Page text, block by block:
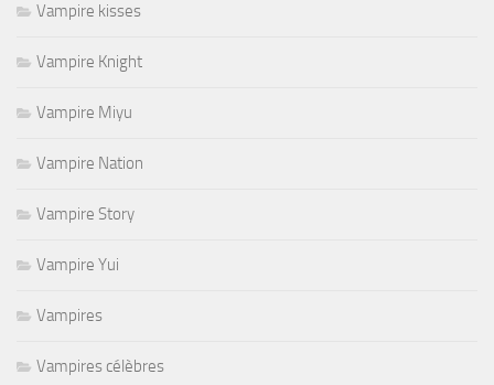
Vampire kisses
Vampire Knight
Vampire Miyu
Vampire Nation
Vampire Story
Vampire Yui
Vampires
Vampires célèbres